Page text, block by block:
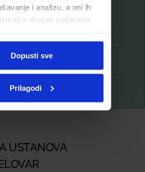
i analizu, a oni ih
s drugim podacima
njihove usluge.
Dopusti sve
Prilagodi
Prijava ⟶
USTANOVA